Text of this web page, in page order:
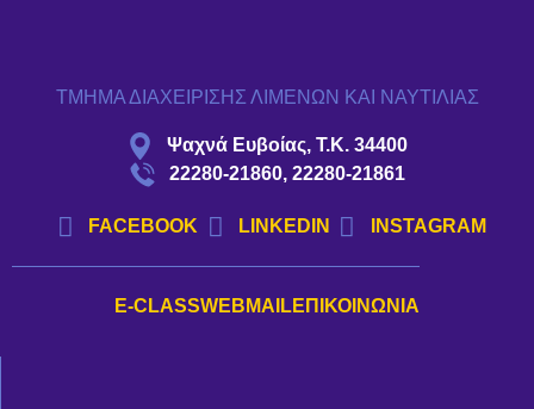
ΤΜΗΜΑ ΔΙΑΧΕΙΡΙΣΗΣ ΛΙΜΕΝΩΝ ΚΑΙ ΝΑΥΤΙΛΙΑΣ
Ψαχνά Ευβοίας, Τ.Κ. 34400
22280-21860, 22280-21861
FACEBOOK LINKEDIN INSTAGRAM
E-CLASSWEBMAILΕΠΙΚΟΙΝΩΝΊΑ